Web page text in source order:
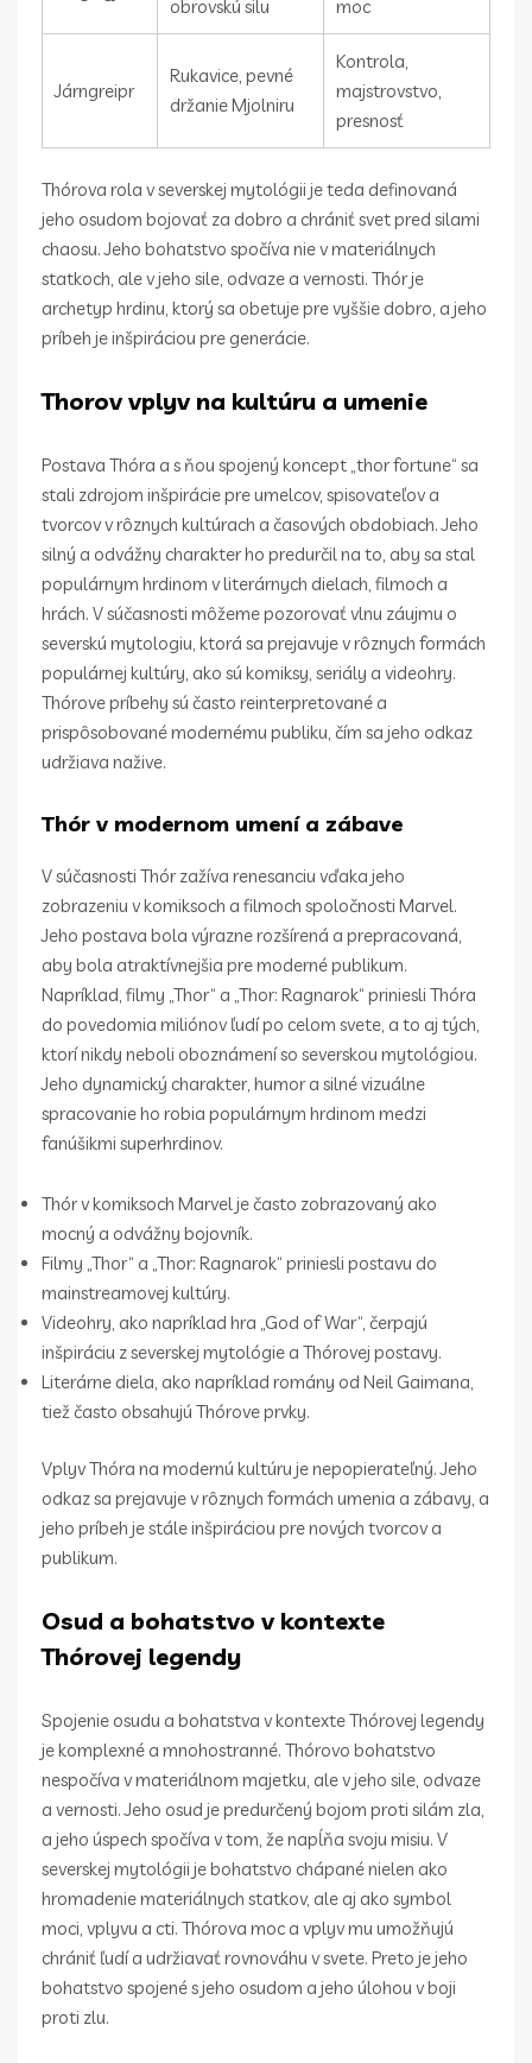
obrovskú silu moc
Járngreipr
Rukavice, pevné
držanie Mjolniru
Kontrola,
majstrovstvo,
presnosť
Thórova rola v severskej mytológii je teda definovaná
jeho osudom bojovať za dobro a chrániť svet pred silami
chaosu. Jeho bohatstvo spočíva nie v materiálnych
statkoch, ale v jeho sile, odvaze a vernosti. Thór je
archetyp hrdinu, ktorý sa obetuje pre vyššie dobro, a jeho
príbeh je inšpiráciou pre generácie.
Thorov vplyv na kultúru a umenie
Postava Thóra a s ňou spojený koncept „thor fortune“ sa
stali zdrojom inšpirácie pre umelcov, spisovateľov a
tvorcov v rôznych kultúrach a časových obdobiach. Jeho
silný a odvážny charakter ho predurčil na to, aby sa stal
populárnym hrdinom v literárnych dielach, filmoch a
hrách. V súčasnosti môžeme pozorovať vlnu záujmu o
severskú mytologiu, ktorá sa prejavuje v rôznych formách
populárnej kultúry, ako sú komiksy, seriály a videohry.
Thórove príbehy sú často reinterpretované a
prispôsobované modernému publiku, čím sa jeho odkaz
udržiava nažive.
Thór v modernom umení a zábave
V súčasnosti Thór zažíva renesanciu vďaka jeho
zobrazeniu v komiksoch a filmoch spoločnosti Marvel.
Jeho postava bola výrazne rozšírená a prepracovaná,
aby bola atraktívnejšia pre moderné publikum.
Napríklad, filmy „Thor“ a „Thor: Ragnarok“ priniesli Thóra
do povedomia miliónov ľudí po celom svete, a to aj tých,
ktorí nikdy neboli oboznámení so severskou mytológiou.
Jeho dynamický charakter, humor a silné vizuálne
spracovanie ho robia populárnym hrdinom medzi
fanúšikmi superhrdinov.
Thór v komiksoch Marvel je často zobrazovaný ako
mocný a odvážny bojovník.
Filmy „Thor“ a „Thor: Ragnarok“ priniesli postavu do
mainstreamovej kultúry.
Videohry, ako napríklad hra „God of War“, čerpajú
inšpiráciu z severskej mytológie a Thórovej postavy.
Literárne diela, ako napríklad romány od Neil Gaimana,
tiež často obsahujú Thórove prvky.
Vplyv Thóra na modernú kultúru je nepopierateľný. Jeho
odkaz sa prejavuje v rôznych formách umenia a zábavy, a
jeho príbeh je stále inšpiráciou pre nových tvorcov a
publikum.
Osud a bohatstvo v kontexte
Thórovej legendy
Spojenie osudu a bohatstva v kontexte Thórovej legendy
je komplexné a mnohostranné. Thórovo bohatstvo
nespočíva v materiálnom majetku, ale v jeho sile, odvaze
a vernosti. Jeho osud je predurčený bojom proti silám zla,
a jeho úspech spočíva v tom, že napĺňa svoju misiu. V
severskej mytológii je bohatstvo chápané nielen ako
hromadenie materiálnych statkov, ale aj ako symbol
moci, vplyvu a cti. Thórova moc a vplyv mu umožňujú
chrániť ľudí a udržiavať rovnováhu v svete. Preto je jeho
bohatstvo spojené s jeho osudom a jeho úlohou v boji
proti zlu.